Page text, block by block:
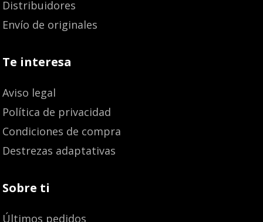
Distribuidores
Envío de originales
Te interesa
Aviso legal
Política de privacidad
Condiciones de compra
Destrezas adaptativas
Sobre ti
Últimos pedidos